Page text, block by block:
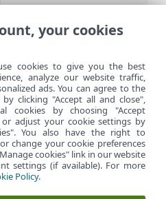
>ESET HOME>ESET
Abonelikler ve
> Abonelik ekleme
your cookies
cookies to give you the best
analyze our website traffic,
ads. You can agree to the
clicking "Accept all and close",
cookies by choosing "Accept
or adjust your cookie settings by
You also have the right to
change your cookie preferences
cookies" link in our website
settings (if available). For more
Policy.